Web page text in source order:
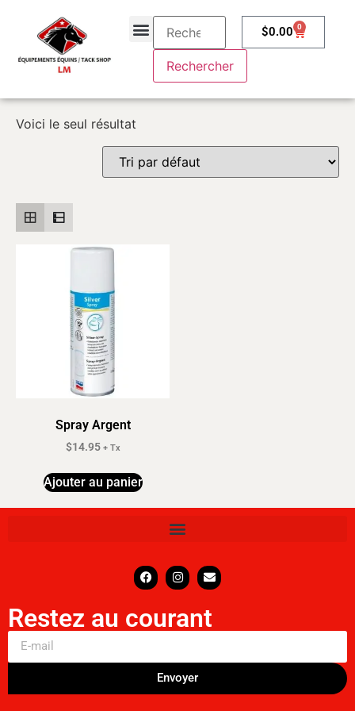
$0.00 0
Voici le seul résultat
Spray Argent
$14.95 + Tx
Ajouter au panier
Restez au courant
Envoyer